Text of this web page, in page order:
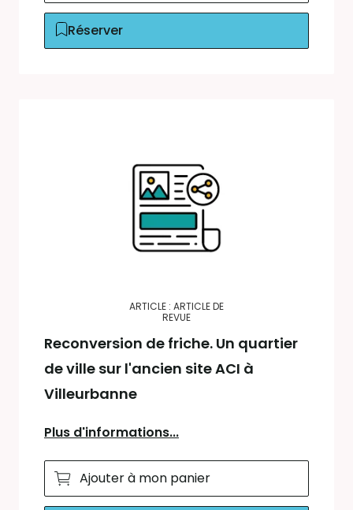
Réserver
ARTICLE : ARTICLE DE
REVUE
Reconversion de friche. Un quartier
de ville sur l'ancien site ACI à
Villeurbanne
Plus d'informations...
Ajouter à mon panier